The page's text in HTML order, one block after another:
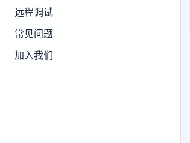
远程调试
常见问题
加入我们